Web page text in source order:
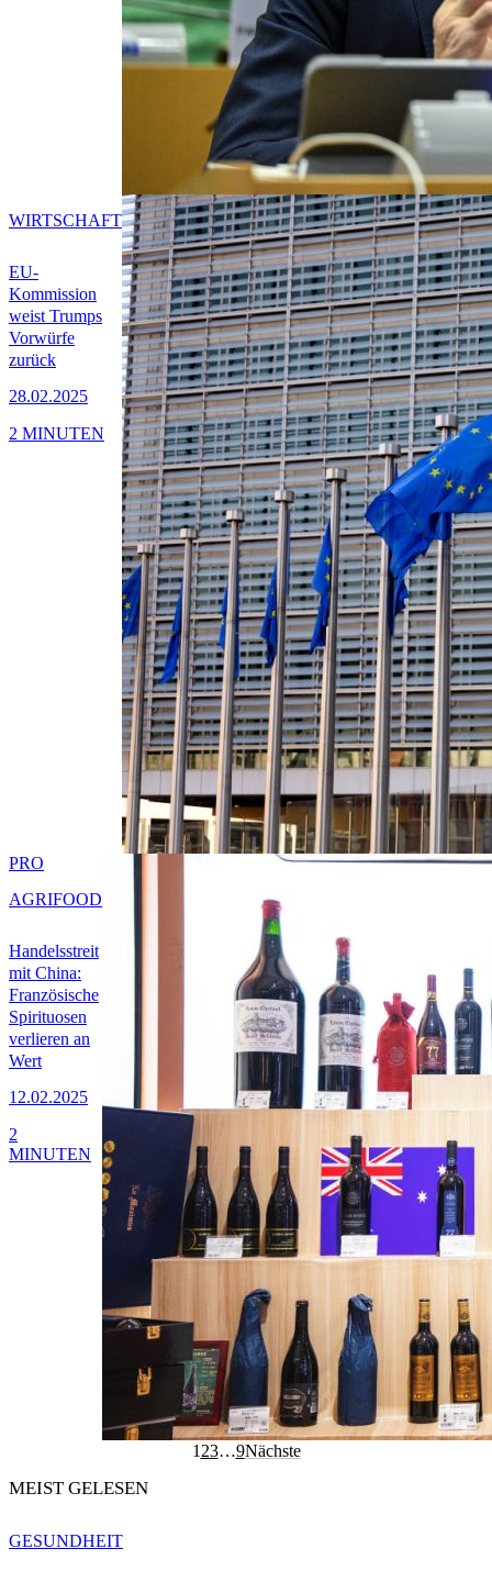
EU-
Kommission
weist Trumps
Vorwürfe
zurück
28.02.2025
WIRTSCHAFT
2 MINUTEN
Handelsstreit
mit China:
Französische
Spirituosen
verlieren an
Wert
12.02.2025
PRO
AGRIFOOD
2
MINUTEN
1 23…9Nächste
MEIST GELESEN
GESUNDHEIT